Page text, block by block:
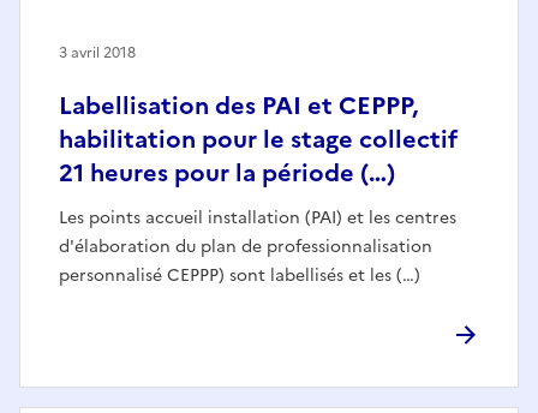
Labellisation des PAI et CEPPP,
habilitation pour le stage collectif
21 heures pour la période (…)
Les points accueil installation (PAI) et les centres
d'élaboration du plan de professionnalisation
personnalisé CEPPP) sont labellisés et les (…)
3 avril 2018